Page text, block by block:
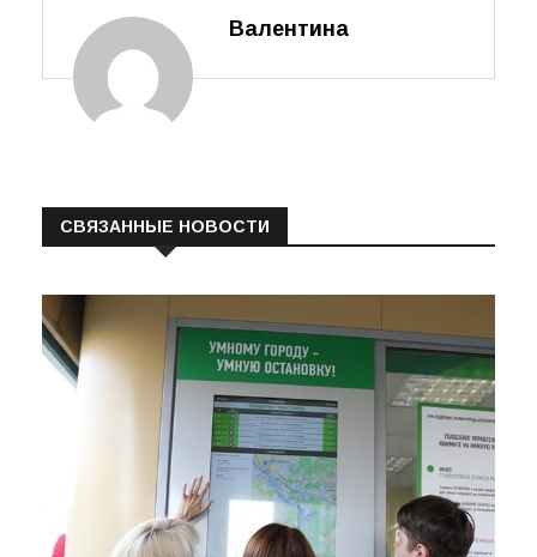
Валентина
СВЯЗАННЫЕ НОВОСТИ